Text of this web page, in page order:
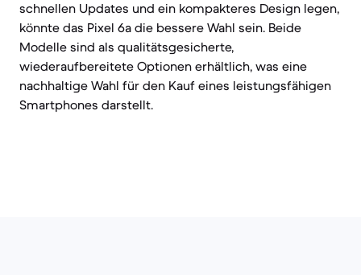
schnellen Updates und ein kompakteres Design legen,
könnte das Pixel 6a die bessere Wahl sein. Beide
Modelle sind als qualitätsgesicherte,
wiederaufbereitete Optionen erhältlich, was eine
nachhaltige Wahl für den Kauf eines leistungsfähigen
Smartphones darstellt.